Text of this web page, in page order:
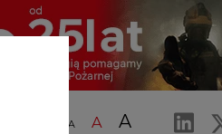
A A A